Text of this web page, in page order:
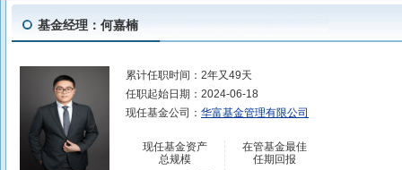
基金经理：何嘉楠
累计任职时间： 2年又49天
任职起始日期： 2024-06-18
现任基金公司： 华富基金管理有限公司
现任基金资产
总规模
在管基金最佳
任期回报